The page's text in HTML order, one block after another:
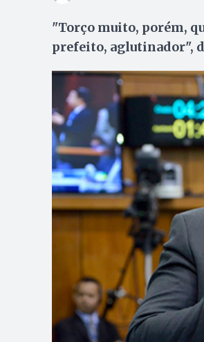
"Torço muito, porém,
prefeito, aglutinador",